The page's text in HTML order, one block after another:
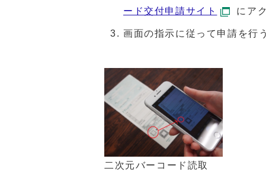
ード交付申請サイト
にア
画面の指示に従って申請を行
二次元バーコード読取